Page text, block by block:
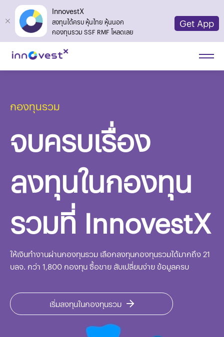
InnovestX
ลงทุนได้ครบ หุ้นไทย หุ้นนอก
กองทุนรวม SSF RMF โหลดเลย
Get App
กองทุนรวม
จบครบเรื่อง
ลงทุนในกองทุน
รวมที่ InnovestX
ให้เงินทำงานผ่านกองทุนรวม เลือกลงทุนกองทุนรวมได้มากถึง 21
บลจ. กว่า 1,800 กองทุน ซื้อขาย สับเปลี่ยนง่าย ข้อมูลครบ
เริ่มลงทุนในกองทุนรวม